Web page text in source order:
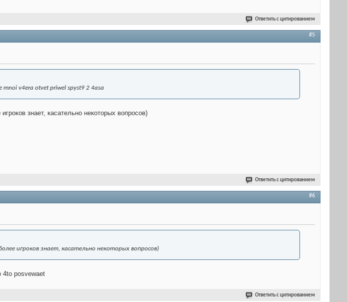
Ответить с цитированием
#5
mnoi v4era otvet priwel spyst9 2 4asa
знает, касательно некоторых вопросов)
Ответить с цитированием
#6
игроков знает, касательно некоторых вопросов)
4to posvewaet
Ответить с цитированием